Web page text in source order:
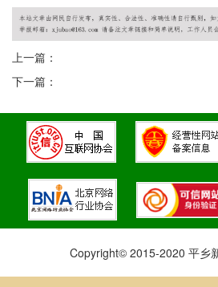
上一篇：
下一篇：
Copyright© 2015-2020 平乡